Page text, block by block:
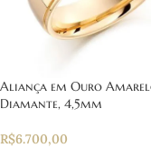
Aliança em Ouro
Diamante, 4,5mm
R$6.700,00